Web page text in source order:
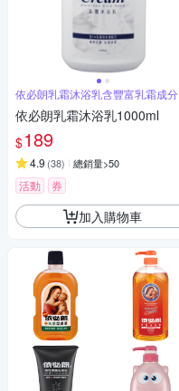
依必朗乳霜沐浴乳含豐富乳霜成分
依必朗乳霜沐浴乳1000ml
$189
4.9 (38) 總銷量>50
活動 券
加入購物車